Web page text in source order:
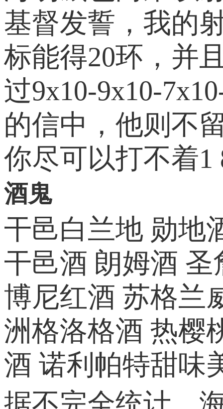
基督发誓，我的
标能得20环，
过9x10-9x10-
的信中，他则不
你尽可以打不着1
酒鬼
干邑白兰地 勋地
干邑酒 朗姆酒
博尼红酒 苏格兰
洲格洛格酒 热樱
酒 诺利帕特甜味